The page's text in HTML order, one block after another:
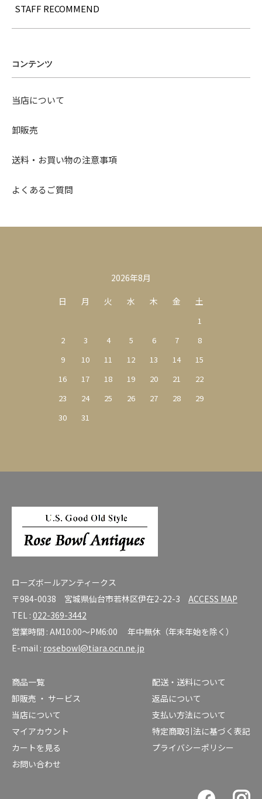
STAFF RECOMMEND
コンテンツ
当店について
卸販売
送料・お買い物の注意事項
よくあるご質問
2026年8月
日
月 火 水 木 金 土
1
2
3 4 5 6 7
8
9
10 11 12 13 14
15
16
17 18 19 20 21
22
23
24 25 26 27 28
29
30
31
ローズボールアンティークス
〒984-0038 宮城県仙台市若林区伊在2-22-3 ACCESS MAP
TEL : 022-369-3442
営業時間 : AM10:00～PM6:00 年中無休（年末年始を除く）
E-mail : rosebowl@tiara.ocn.ne.jp
商品一覧
卸販売 ・ サービス
当店について
マイアカウント
カートを見る
お問い合わせ
配送・送料について
返品について
支払い方法について
特定商取引法に基づく表記
プライバシーポリシー